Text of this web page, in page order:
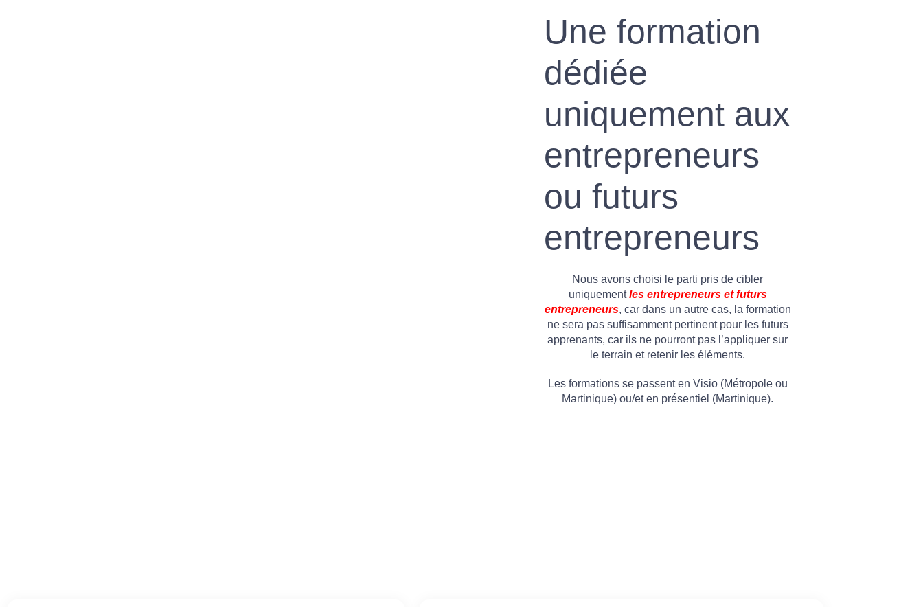
Une formation
dédiée
uniquement aux
entrepreneurs
ou futurs
entrepreneurs
Nous avons choisi le parti pris de cibler
uniquementles entrepreneurs et futurs
entrepreneurs, car dans un autre cas, la formation
ne sera pas suffisamment pertinent pour les futurs
apprenants, car ils ne pourront pas l’appliquer sur
le terrain et retenir les éléments.
Les formations se passent en Visio (Métropole ou
Martinique) ou/et en présentiel (Martinique).